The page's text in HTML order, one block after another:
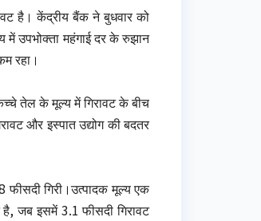
है। केंद्रीय बैंक ने बुधवार को
में उपभोक्ता महंगाई दर के रुझान
रहा।
तेल के मूल्य में गिरावट के बीच
और इस्पात उद्योग की बदतर
फीसदी गिरी।उत्पादक मूल्य एक
जब इसमें 3.1 फीसदी गिरावट